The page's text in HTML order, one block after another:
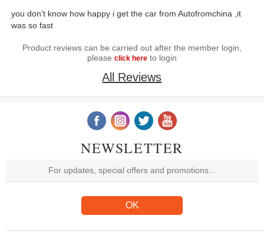
you don't know how happy i get the car from Autofromchina ,it
was so fast
Product reviews can be carried out after the member login,
please click hereto login
All Reviews
NEWSLETTER